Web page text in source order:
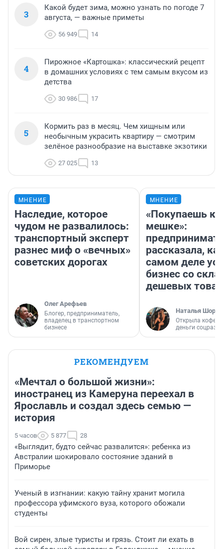
3
Какой будет зима, можно узнать по погоде 7
августа, — важные приметы
56 949 14
4
Пирожное «Картошка»: классический рецепт
в домашних условиях с тем самым вкусом из
детства
30 986 17
5
Кормить раз в месяц. Чем хищным или
необычным украсить квартиру — смотрим
зелёное разнообразие на выставке экзотики
27 025 13
МНЕНИЕ
Наследие, которое
чудом не развалилось:
транспортный эксперт
разнес миф о «вечных»
советских дорогах
Олег Арефьев
Блогер, предприниматель,
владелец в транспортном
бизнесе
МНЕНИЕ
«Покупаешь
мешке»:
рассказала,
самом деле
бизнес со
дешевых
Наталья
Открыла
деньги
РЕКОМЕНДУЕМ
«Мечтал о большой жизни»:
иностранец из Камеруна переехал в
Ярославль и создал здесь семью —
история
5 часов 5 877 28
«Выглядит, будто сейчас развалится»: ребенка из
Австралии шокировало состояние зданий в
Приморье
Ученый в изгнании: какую тайну хранит могила
профессора уфимского вуза, которого обожали
студенты
Вой сирен, злые туристы и грязь. Стоит ли ехать в